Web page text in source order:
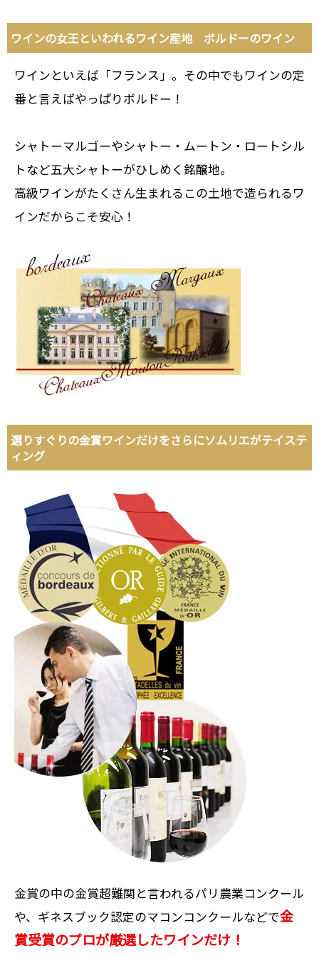
ワインの女王といわれるワイン産地 ボルドーのワイン
ワインといえば「フランス」。その中でもワインの定
番と言えばやっぱりボルドー！
シャトーマルゴーやシャトー・ムートン・ロートシル
トなど五大シャトーがひしめく銘醸地。
高級ワインがたくさん生まれるこの土地で造られるワ
インだからこそ安心！
選りすぐりの金賞ワインだけをさらにソムリエがテイステ
ィング
金賞の中の金賞超難関と言われるパリ農業コンクール
や、ギネスブック認定のマコンコンクールなどで金
賞受賞のプロが厳選したワインだけ！